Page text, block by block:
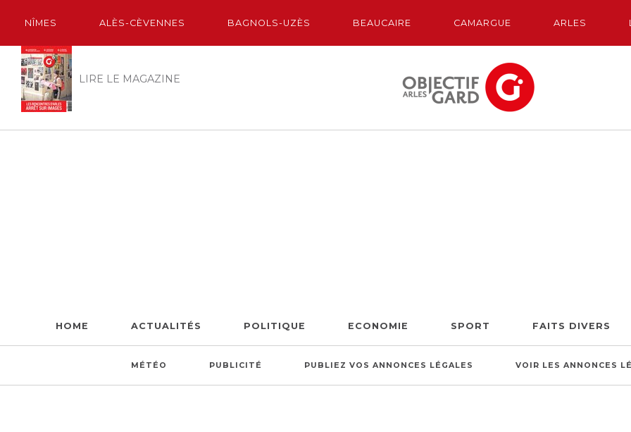
NÎMES ALÈS-CÈVENNES BAGNOLS-UZÈS BEAUCAIRE CAMARGUE ARLES
LIRE LE MAGAZINE
HOME ACTUALITÉS POLITIQUE ECONOMIE SPORT FAITS DIVERS
MÉTÉO PUBLICITÉ PUBLIEZ VOS ANNONCES LÉGALES VOIR LES ANNONCES